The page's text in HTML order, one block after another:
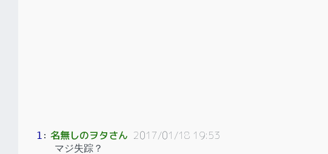
1 ： 名無しのヲタさん 2017/01/18 19:53
マジ失踪？